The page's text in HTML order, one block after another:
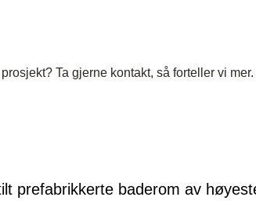
Ta gjerne kontakt, så forteller vi mer.
prefabrikkerte baderom av